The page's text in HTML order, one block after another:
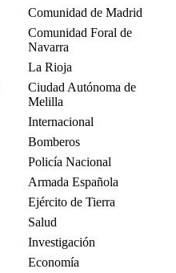
Comunidad de Madrid
Comunidad Foral de
Navarra
La Rioja
Ciudad Autónoma de
Melilla
Internacional
Bomberos
Policía Nacional
Armada Española
Ejército de Tierra
Salud
Investigación
Economía